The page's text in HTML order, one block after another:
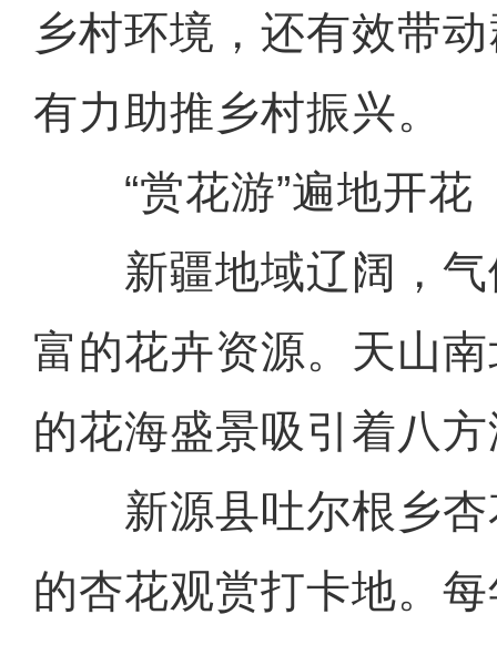
乡村环境，还有效带
有力助推乡村振兴。
“赏花游”遍地开花
新疆地域辽阔，气
富的花卉资源。天山
的花海盛景吸引着八
新源县吐尔根乡杏
的杏花观赏打卡地。